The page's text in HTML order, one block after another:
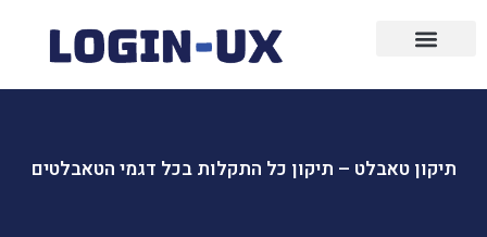
תיקון טאבלט – תיקון כל התקלות בכל דגמי הטאבלטים